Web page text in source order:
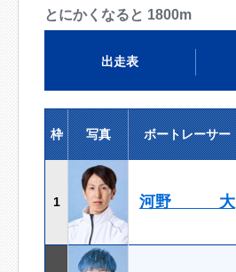
とにかくなると 1800m
出走表
枠 写真 ボートレーサー
1 河野 大